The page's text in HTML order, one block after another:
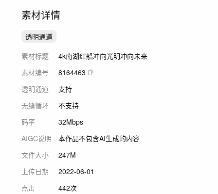
素材详情
透明通道
素材标题
4k南湖红船冲向光明冲向未来
素材编号
8164463
透明通道
支持
无缝循环
不支持
码率
32Mbps
AIGC说明
本作品不包含AI生成的内容
文件大小
247M
上传日期
2022-06-01
点击
442次